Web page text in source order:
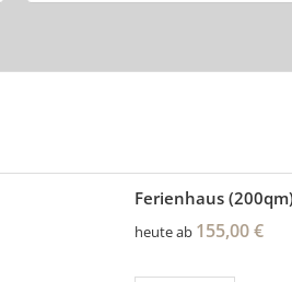
Ferienhaus
heute ab 155,00 €